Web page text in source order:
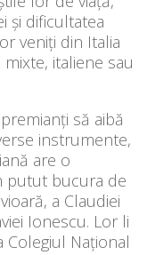
şi dificultatea
veniţi din Italia
italiene sau
să aibă
instrumente,
are o
putut bucura de
a Claudiei
Ionescu. Lor li
Colegiul Naţional